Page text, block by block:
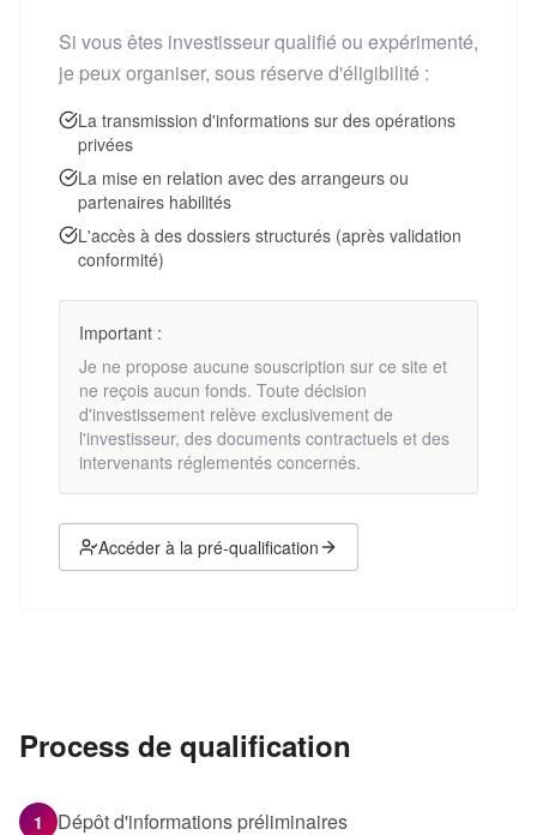
Si vous êtes investisseur qualifié ou expérimenté,
je peux organiser, sous réserve d'éligibilité :
La transmission d'informations sur des opérations
privées
La mise en relation avec des arrangeurs ou
partenaires habilités
L'accès à des dossiers structurés (après validation
conformité)
Important :
Je ne propose aucune souscription sur ce site et
ne reçois aucun fonds. Toute décision
d'investissement relève exclusivement de
l'investisseur, des documents contractuels et des
intervenants réglementés concernés.
Accéder à la pré-qualification
Process de qualification
1 Dépôt d'informations préliminaires